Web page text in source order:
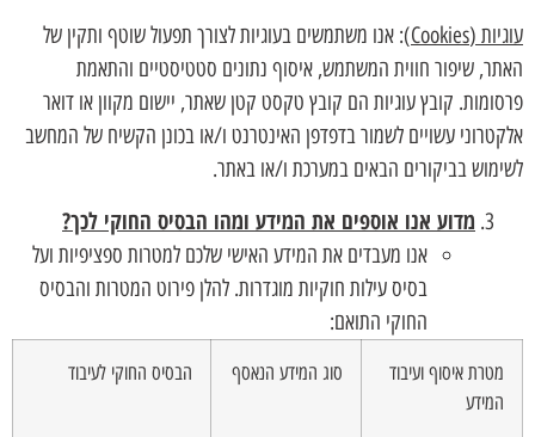
עוגיות (Cookies
): אנו משתמשים בעוגיות לצורך תפעול שוטף ותקין של
האתר, שיפור חווית המשתמש, איסוף נתונים סטטיסטיים והתאמת
פרסומות. קובץ עוגיות הם קובץ טקסט קטן שאתר, יישום מקוון או דואר
אלקטרוני עשויים לשמור בדפדפן האינטרנט ו/או בכונן הקשיח של המחשב
לשימוש בביקורים הבאים במערכת ו/או באתר.
מדוע אנו אוספים את המידע ומהו הבסיס החוקי לכך?
אנו מעבדים את המידע האישי שלכם למטרות ספציפיות ועל
בסיס עילות חוקיות מוגדרות. להלן פירוט המטרות והבסיס
החוקי התואם:
מטרת איסוף ועיבוד
המידע
סוג המידע הנאסף הבסיס החוקי לעיבוד